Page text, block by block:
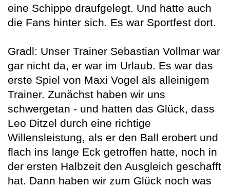
eine Schippe draufgelegt. Und hatte auch
die Fans hinter sich. Es war Sportfest dort.
Gradl: Unser Trainer Sebastian Vollmar war
gar nicht da, er war im Urlaub. Es war das
erste Spiel von Maxi Vogel als alleinigem
Trainer. Zunächst haben wir uns
schwergetan - und hatten das Glück, dass
Leo Ditzel durch eine richtige
Willensleistung, als er den Ball erobert und
flach ins lange Eck getroffen hatte, noch in
der ersten Halbzeit den Ausgleich geschafft
hat. Dann haben wir zum Glück noch was